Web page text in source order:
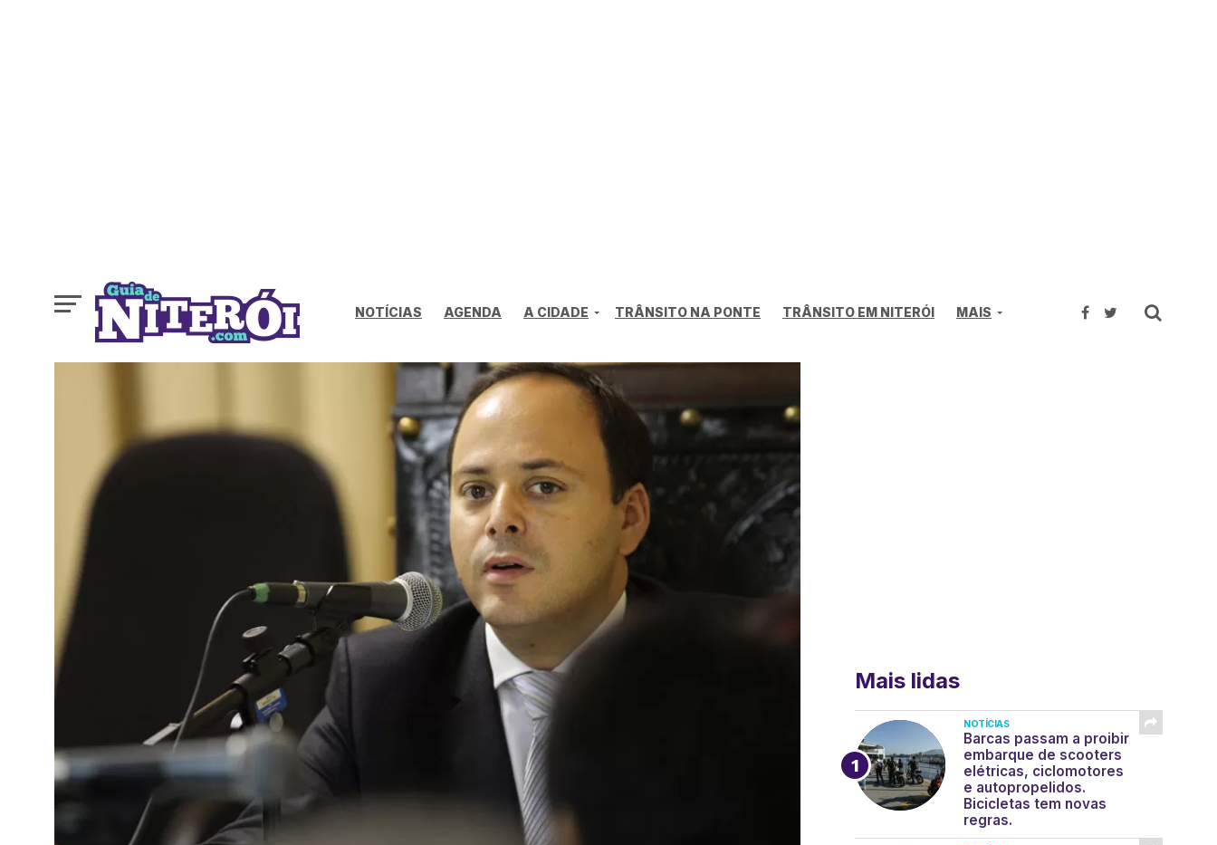
NOTÍCIAS AGENDA A CIDADE TRÂNSITO NA PONTE TRÂNSITO EM NITERÓI MAIS
Mais lidas
NOTÍCIAS
Barcas passam a proibir
embarque de scooters
elétricas, ciclomotores
e autopropelidos.
Bicicletas tem novas
regras.